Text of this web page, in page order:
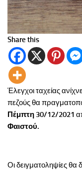
Share this
Έλεγχοι ταχείας
πεζούς θα
Πέμπτη 30/12/2021
Φαιστού.
Οι δειγματοληψίες θα